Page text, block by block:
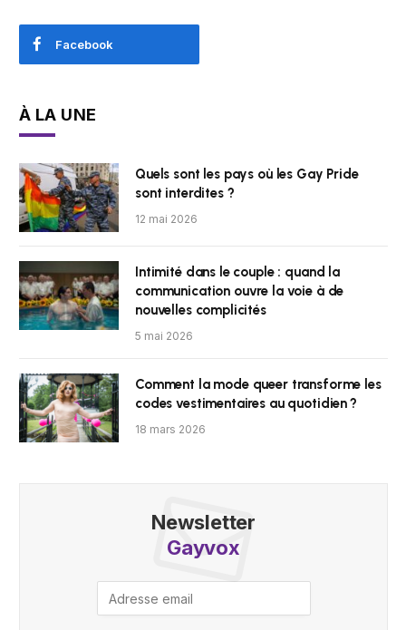
Facebook
À LA UNE
Quels sont les pays où les Gay Pride
sont interdites ?
12 mai 2026
Intimité dans le couple : quand la
communication ouvre la voie à de
nouvelles complicités
5 mai 2026
Comment la mode queer transforme les
codes vestimentaires au quotidien ?
18 mars 2026
Newsletter
Gayvox